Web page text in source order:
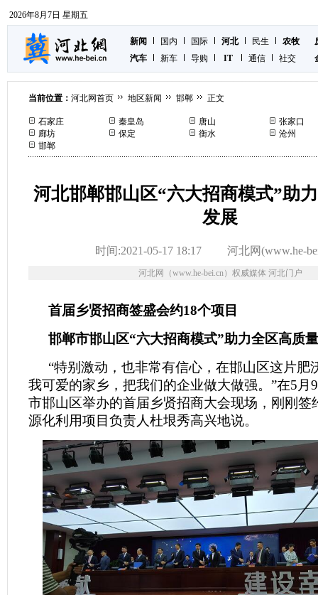
2026年8月7日 星期五
新闻 国内 国际 河北 民生
农牧
汽车
新车 导购 IT 通信 社交
当前位置： 河北网首页 地区新闻 邯郸 正文
石家庄 秦皇岛 唐山
张家口
廊坊
保定 衡水
沧州
邯郸
河北邯郸邯山区“六大招商模式”助
发展
时间:2021-05-17 18:17 河北网(www.he-
河北网（www.he-bei.cn）权威媒体 河北门户
首届乡贤招商签盛会约18个项目
邯郸市邯山区“六大招商模式”助力全区高质
“特别激动，也非常有信心，在邯山区这片肥
我可爱的家乡，把我们的企业做大做强。”在5月
市邯山区举办的首届乡贤招商大会现场，刚刚签
源化利用项目负责人杜垠秀高兴地说。